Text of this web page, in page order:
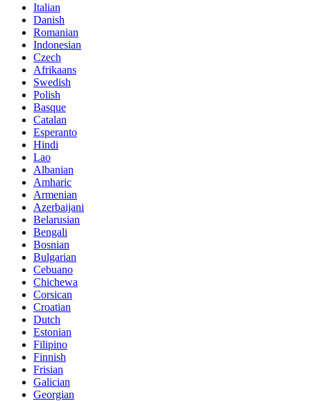
Italian
Danish
Romanian
Indonesian
Czech
Afrikaans
Swedish
Polish
Basque
Catalan
Esperanto
Hindi
Lao
Albanian
Amharic
Armenian
Azerbaijani
Belarusian
Bengali
Bosnian
Bulgarian
Cebuano
Chichewa
Corsican
Croatian
Dutch
Estonian
Filipino
Finnish
Frisian
Galician
Georgian